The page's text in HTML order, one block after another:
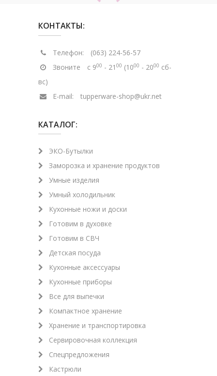
КОНТАКТЫ:
Телефон:
(063) 224-56-57
Звоните
с 900 - 21 00 (1000 - 2000 сб-
вс)
E-mail:
tupperware-shop@ukr.net
КАТАЛОГ:
ЭКО-Бутылки
Заморозка и хранение продуктов
Умные изделия
Умный холодильник
Кухонные ножи и доски
Готовим в духовке
Готовим в СВЧ
Детская посуда
Кухонные аксессуары
Кухонные приборы
Все для выпечки
Компактное хранение
Хранение и транспортировка
Сервировочная коллекция
Спецпредложения
Кастрюли